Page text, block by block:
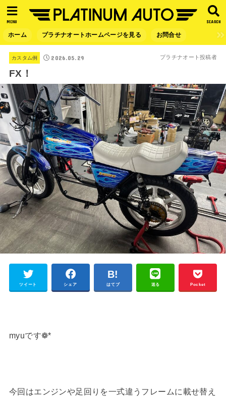
SEARCH
MENU
ホーム プラチナオートホームページを見る お問合せ
カスタム例 2026.05.29 プラチナオート投稿者
FX！
ツイート シェア はてブ 送る Pocket
myuです❁*
今回はエンジンや足回りを一式違うフレームに載せ替え